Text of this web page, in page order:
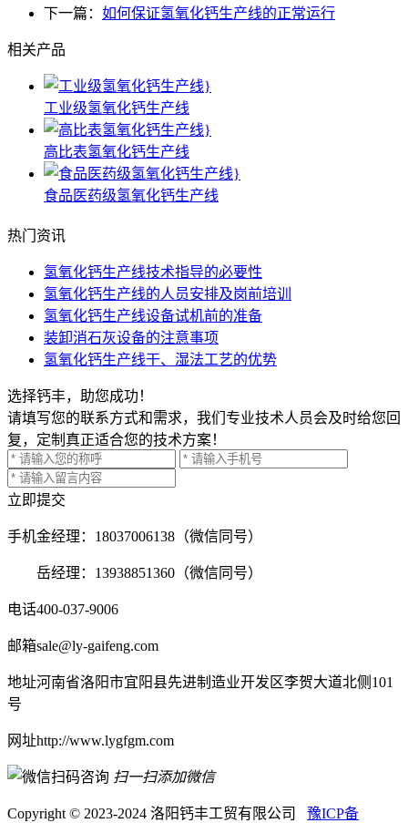
下一篇： 如何保证氢氧化钙生产线的正常运行
相关产品
工业级氢氧化钙生产线
高比表氢氧化钙生产线
食品医药级氢氧化钙生产线
热门资讯
氢氧化钙生产线技术指导的必要性
氢氧化钙生产线的人员安排及岗前培训
氢氧化钙生产线设备试机前的准备
装卸消石灰设备的注意事项
氢氧化钙生产线干、湿法工艺的优势
选择钙丰，助您成功！
请填写您的联系方式和需求，我们专业技术人员会及时给您回
复，定制真正适合您的技术方案！
立即提交
手机金经理：18037006138（微信同号）
岳经理：13938851360（微信同号）
电话400-037-9006
邮箱sale@ly-gaifeng.com
地址河南省洛阳市宜阳县先进制造业开发区李贺大道北侧101
号
网址http://www.lygfgm.com
扫一扫添加微信
Copyright © 2023-2024 洛阳钙丰工贸有限公司 豫ICP备